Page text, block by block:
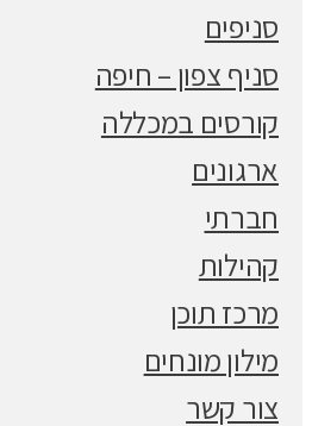
סניפים
סניף צפון – חיפה
קורסים במכללה
ארגונים
חברתי
קהילות
מרכז תוכן
מילון מונחים
צור קשר